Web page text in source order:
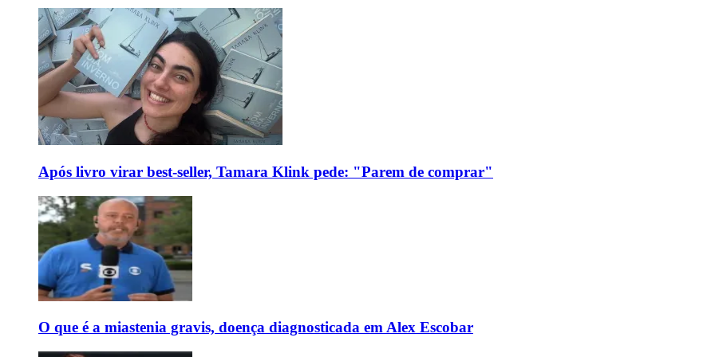
Após livro virar best-seller, Tamara Klink pede: "Parem de comprar"
O que é a miastenia gravis, doença diagnosticada em Alex Escobar